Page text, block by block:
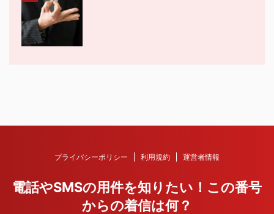
プライバシーポリシー 利用規約 運営者情報
電話やSMSの用件を知りたい！この番号
からの着信は何？